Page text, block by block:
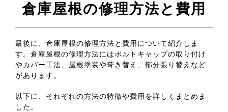
倉庫屋根の修理方法と費用
最後に、倉庫屋根の修理方法と費用について紹介しま
す。倉庫屋根の修理方法にはボルトキャップの取り付け
やカバー工法、屋根塗装や葺き替え、部分張り替えなど
があります。
以下に、それぞれの方法の特徴や費用を詳しくまとめま
した。